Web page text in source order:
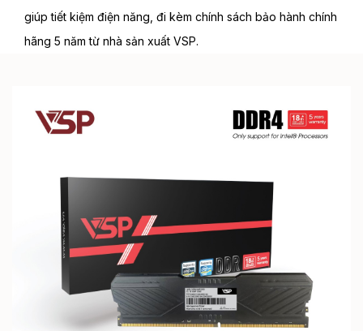
giúp tiết kiệm điện năng, đi kèm chính sách bảo hành chính
hãng 5 năm từ nhà sản xuất VSP.